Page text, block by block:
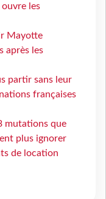
ouvre les
Mayotte
après les
partir sans leur
françaises
mutations que
plus ignorer
de location